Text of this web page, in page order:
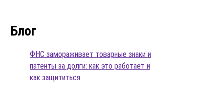
Блог
ФНС замораживает товарные знаки и
патенты за долги: как это работает и
как защититься